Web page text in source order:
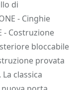
di
- Cinghie
- Costruzione
bloccabile
provata
classica